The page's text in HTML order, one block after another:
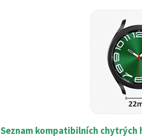
Seznam kompatibilních chytrých